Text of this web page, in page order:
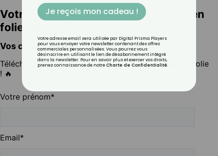
Je reçois mon cadeau !
Votre adresse email sera utilisée par Digital Prisma Players
pour vous envoyer votre newsletter contenant des offres
commerciales personnalisées. Vous pourrez vous
désinscrire en utilisant le lien de désabonnement intégré
dans la newsletter. Pour en savoir plus et exercer vos droits,
prenez connaissance de notre Charte de Confidentialité.